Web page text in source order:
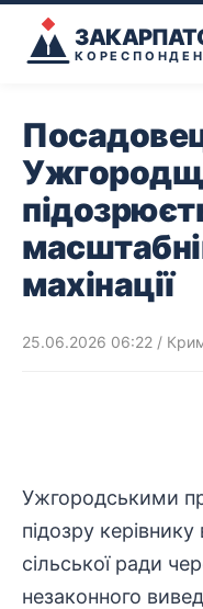
махінації
25.06.2026 06:22 /
Ужгородськими
підозру керівнику
сільської ради
незаконного